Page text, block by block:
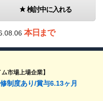
検討中に入れる
本日まで
市場上場企業】
制度あり/賞与6.13ヶ月